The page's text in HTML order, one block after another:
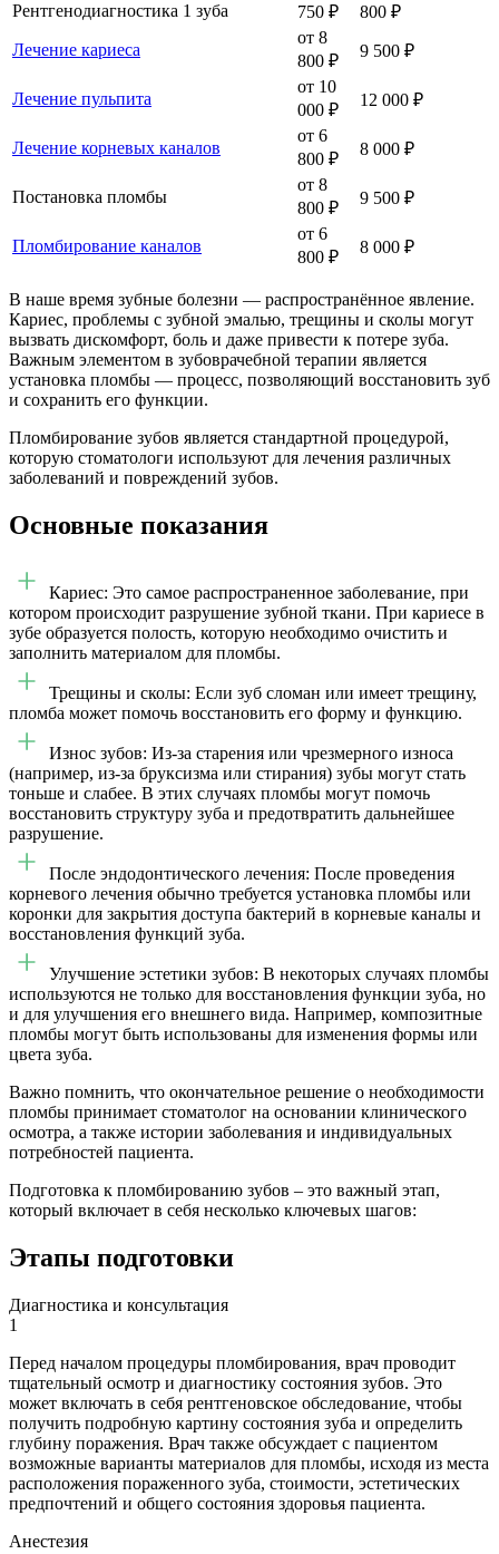
Рентгенодиагностика 1 зуба
750 ₽
800 ₽
Лечение кариеса
от 8
800 ₽
9 500 ₽
Лечение пульпита
от 10
000 ₽
12 000 ₽
Лечение корневых каналов
от 6
800 ₽
8 000 ₽
Постановка пломбы
от 8
800 ₽
9 500 ₽
Пломбирование каналов
от 6
800 ₽
8 000 ₽
В наше время зубные болезни — распространённое явление.
Кариес, проблемы с зубной эмалью, трещины и сколы могут
вызвать дискомфорт, боль и даже привести к потере зуба.
Важным элементом в зубоврачебной терапии является
установка пломбы — процесс, позволяющий восстановить зуб
и сохранить его функции.
Пломбирование зубов является стандартной процедурой,
которую стоматологи используют для лечения различных
заболеваний и повреждений зубов.
Основные показания
Кариес: Это самое распространенное заболевание, при
котором происходит разрушение зубной ткани. При кариесе в
зубе образуется полость, которую необходимо очистить и
заполнить материалом для пломбы.
Трещины и сколы: Если зуб сломан или имеет трещину,
пломба может помочь восстановить его форму и функцию.
Износ зубов: Из-за старения или чрезмерного износа
(например, из-за бруксизма или стирания) зубы могут стать
тоньше и слабее. В этих случаях пломбы могут помочь
восстановить структуру зуба и предотвратить дальнейшее
разрушение.
После эндодонтического лечения: После проведения
корневого лечения обычно требуется установка пломбы или
коронки для закрытия доступа бактерий в корневые каналы и
восстановления функций зуба.
Улучшение эстетики зубов: В некоторых случаях пломбы
используются не только для восстановления функции зуба, но
и для улучшения его внешнего вида. Например, композитные
пломбы могут быть использованы для изменения формы или
цвета зуба.
Важно помнить, что окончательное решение о необходимости
пломбы принимает стоматолог на основании клинического
осмотра, а также истории заболевания и индивидуальных
потребностей пациента.
Подготовка к пломбированию зубов – это важный этап,
который включает в себя несколько ключевых шагов:
Этапы подготовки
Диагностика и консультация
1
Перед началом процедуры пломбирования, врач проводит
тщательный осмотр и диагностику состояния зубов. Это
может включать в себя рентгеновское обследование, чтобы
получить подробную картину состояния зуба и определить
глубину поражения. Врач также обсуждает с пациентом
возможные варианты материалов для пломбы, исходя из места
расположения пораженного зуба, стоимости, эстетических
предпочтений и общего состояния здоровья пациента.
Анестезия